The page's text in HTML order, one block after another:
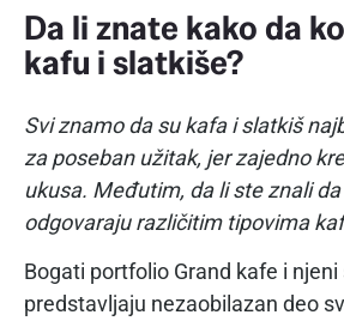
Da li znate kako da
kafu i slatkiše?
Svi znamo da su kafa i slatkiš
za poseban užitak, jer zajedno
ukusa. Međutim, da li ste znali
odgovaraju različitim tipovima
Bogati portfolio Grand kafe i
predstavljaju nezaobilazan deo